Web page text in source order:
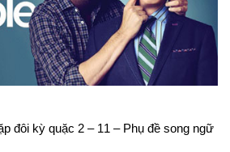
đôi kỳ quặc 2 – 11 – Phụ đề song ngữ